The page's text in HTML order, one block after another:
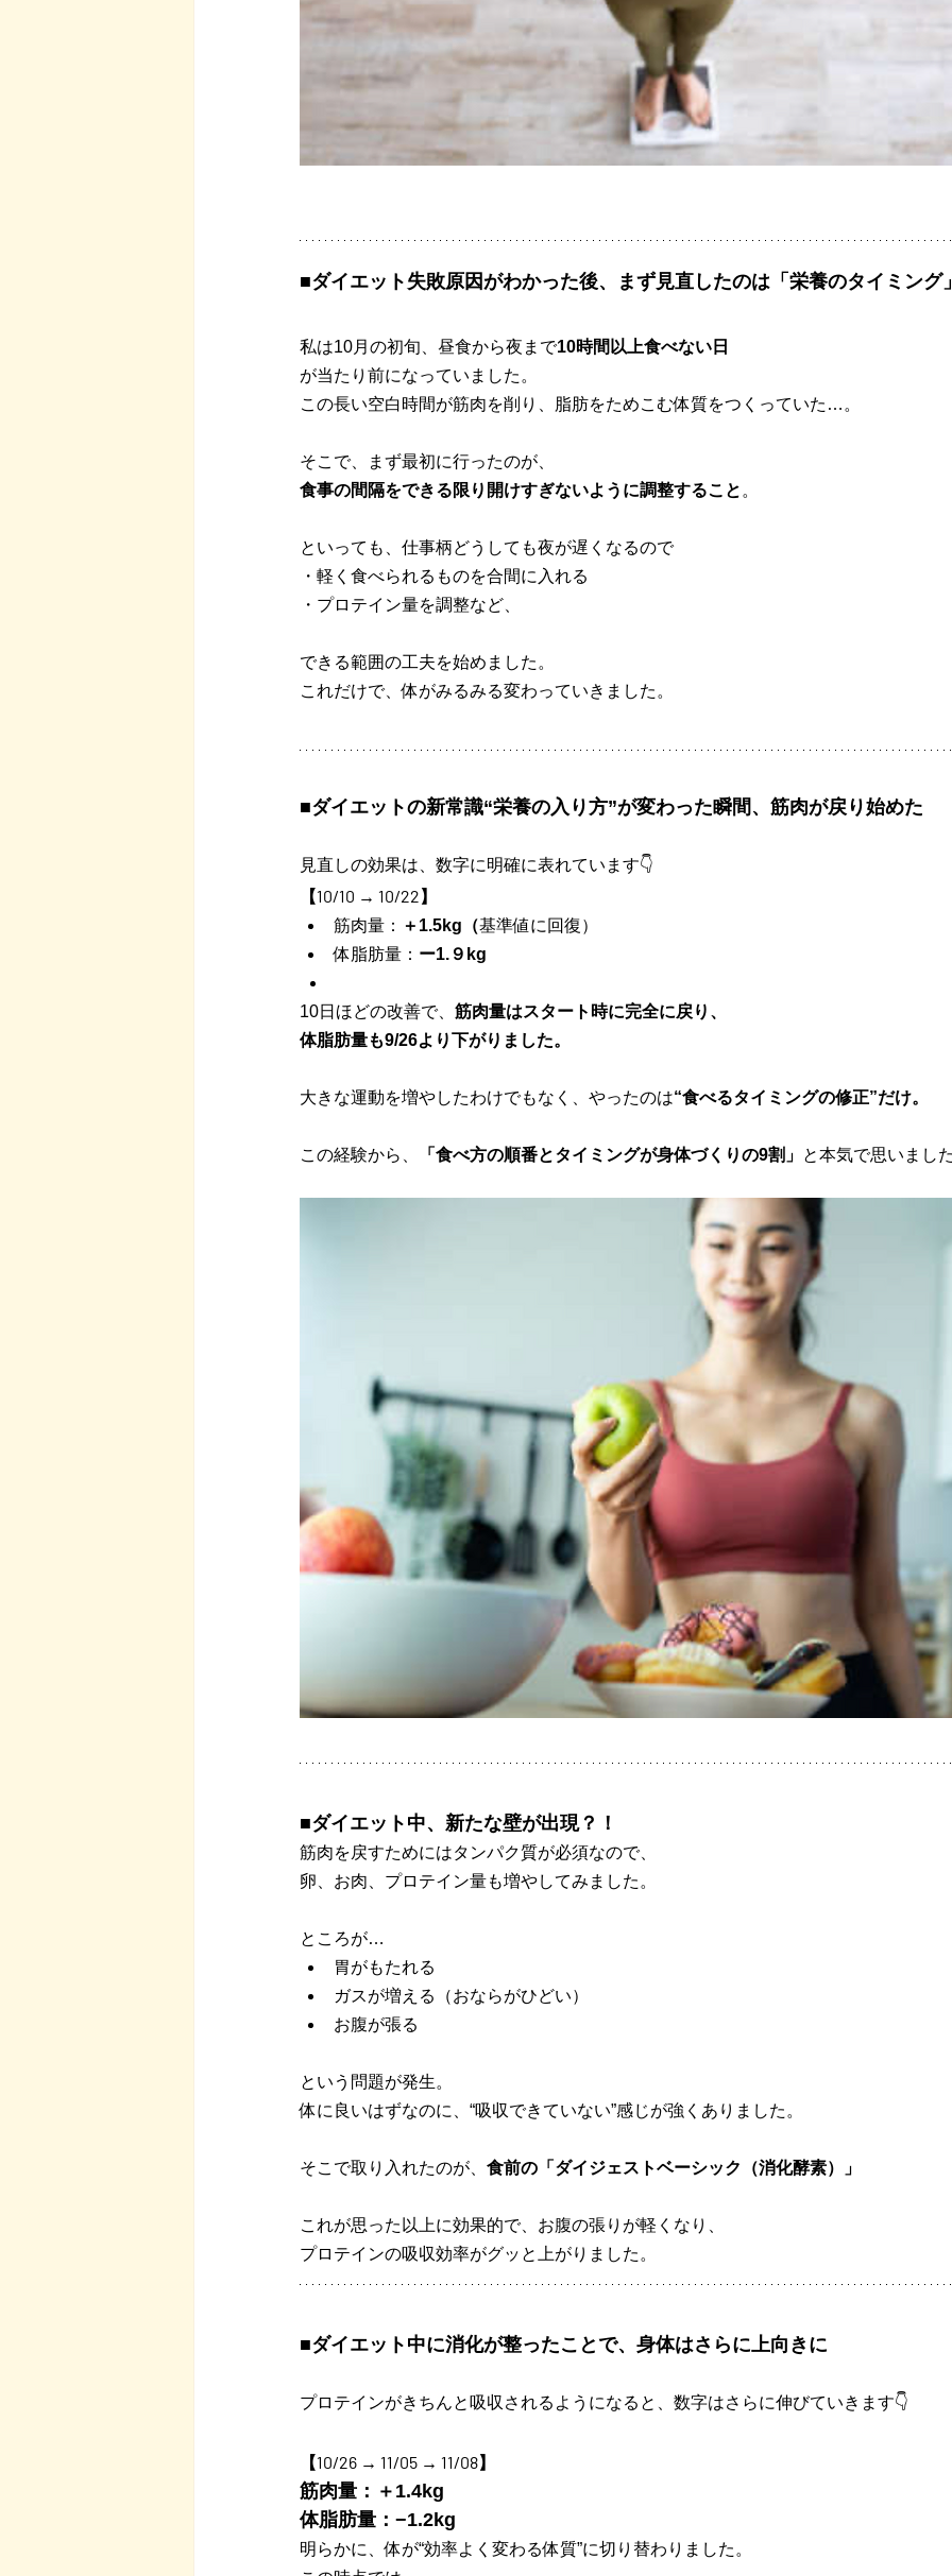
■ダイエット失敗原因がわかった後、まず見直したのは「栄養のタイミング
私は10月の初旬、昼食から夜まで10時間以上食べない日
が当たり前になっていました。
この長い空白時間が筋肉を削り、脂肪をためこむ体質をつくっていた…。
そこで、まず最初に行ったのが、
食事の間隔をできる限り開けすぎないように調整すること 。
といっても、仕事柄どうしても夜が遅くなるので
・軽く食べられるものを合間に入れる
・プロテイン量を調整など、
できる範囲の工夫を始めました。
これだけで、体がみるみる変わっていきました。
■ダイエットの新常識“栄養の入り方”が変わった瞬間、筋肉が戻り始めた
見直しの効果は、数字に明確に表れています👇
【10/10 → 10/22】
筋肉量： ＋1.5kg（基準値に回復）
体脂肪量： ー1.９kg
10日ほどの改善で、 筋肉量はスタート時に完全に戻り、
体脂肪量も9/26より下がりました。
大きな運動を増やしたわけでもなく、やったのは“食べるタイミングの修正”だけ。
この経験から、 「食べ方の順番とタイミングが身体づくりの9割」 と本気で思いまし
■ダイエット中、新たな壁が出現？！
筋肉を戻すためにはタンパク質が必須なので、
卵、お肉、プロテイン量も増やしてみました。
ところが…
胃がもたれる
ガスが増える（おならがひどい）
お腹が張る
という問題が発生。
体に良いはずなのに、“吸収できていない”感じが強くありました。
そこで取り入れたのが、 食前の「ダイジェストベーシック（消化酵素）」
これが思った以上に効果的で、お腹の張りが軽くなり、
プロテインの吸収効率がグッと上がりました。
■ダイエット中に消化が整ったことで、身体はさらに上向きに
プロテインがきちんと吸収されるようになると、数字はさらに伸びていきます👇
【10/26 → 11/05 → 11/08】
筋肉量：＋1.4kg
体脂肪量：−1.2kg
明らかに、体が“効率よく変わる体質”に切り替わりました。